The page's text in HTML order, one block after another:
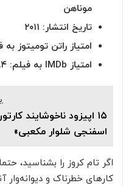
موناهن
تاریخ انتشار: ۲۰۱۱
امتیاز راتن تومیتوز به فیلم:
امتیاز
۱۵ اپیزود ناخوشایند
اسفنجی شلوار مکعبی»
اگر تام کروز را بشناسید،
کارهای خطرناک و دیوانه‌وار